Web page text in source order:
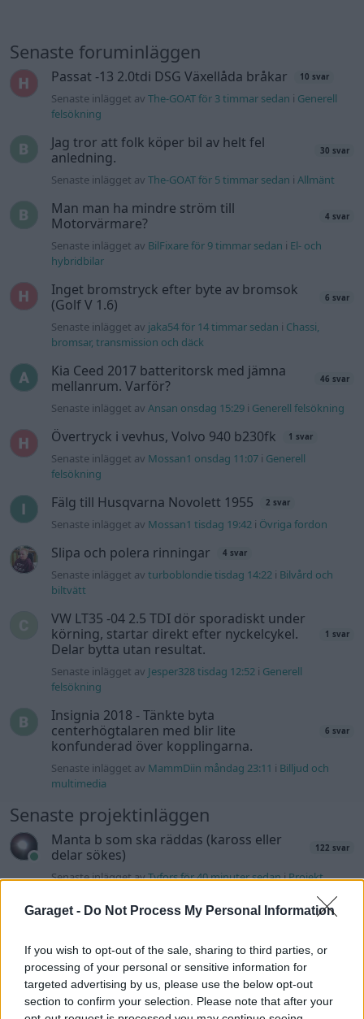
Garaget - Do Not Process My Personal Information
If you wish to opt-out of the sale, sharing to third parties, or
processing of your personal or sensitive information for
targeted advertising by us, please use the below opt-out
section to confirm your selection. Please note that after your
Senaste foruminläggen
Passat -13 2.0tdi DSG Växellåda bråkar 10 svar
Senaste inlägget avThe-GOAT för 3 timmar sedan i Generell
felsökning
Jag tror att folk köper bil av helt fel
anledning.
30 svar
Senaste inlägget avThe-GOAT för 5 timmar sedan iAllmänt
Man man ha mindre ström till
Motorvärmare?
4 svar
Senaste inlägget av BilFixare för 9 timmar sedan i El- och
hybridbilar
Inget bromstryck efter byte av bromsok
(Golf V 1.6)
6 svar
Senaste inlägget av jaka54 för 14 timmar sedan i Chassi,
bromsar, transmission och däck
Kia Ceed 2017 batteritorsk med jämna
mellanrum. Varför?
46 svar
Senaste inlägget avAnsan onsdag 15:29 i Generell felsökning
Övertryck i vevhus, Volvo 940 b230fk 1 svar
Senaste inlägget av Mossan1 onsdag 11:07 i Generell
felsökning
Fälg till Husqvarna Novolett 1955 2 svar
Senaste inlägget av Mossan1 tisdag 19:42 i Övriga fordon
Slipa och polera rinningar 4 svar
Senaste inlägget avturboblondie tisdag 14:22 i Bilvård och
biltvätt
VW LT35 -04 2.5 TDI dör sporadiskt under
körning, startar direkt efter nyckelcykel.
Delar bytta utan resultat.
1 svar
Senaste inlägget av Jesper328 tisdag 12:52 i Generell
felsökning
Insignia 2018 - Tänkte byta
centerhögtalaren med blir lite
konfunderad över kopplingarna.
6 svar
Senaste inlägget av MammDiin måndag 23:11 i Billjud och
multimedia
Senaste projektinläggen
Manta b som ska räddas (kaross eller
delar sökes)
122 svar
Senaste inlägget avTyfors för 40 minuter sedaniProjekt
Huggern goes big block with 427 ZL-1! 551 svar
Camaro som bruksbil?! 57 svar
Senaste inlägget av Ev_volvo142 för 1 timme sedan Projekt
Volkswagen split bus t1 1962 2559 svar